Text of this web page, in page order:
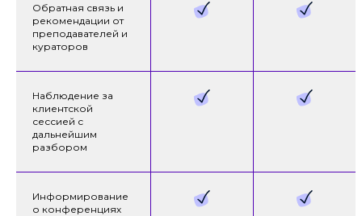
Обратная связь и
рекомендации от
преподавателей и
кураторов
Наблюдение за
клиентской
сессией с
дальнейшим
разбором
Информирование
о конференциях
Высшая школа «Среда
обучения» — онлайн-школа
образования по психологии,
маркетингу, нутрициологии,
работе в киноиндустрии, дизайну,
современному искусству,
фотографии и издательскому